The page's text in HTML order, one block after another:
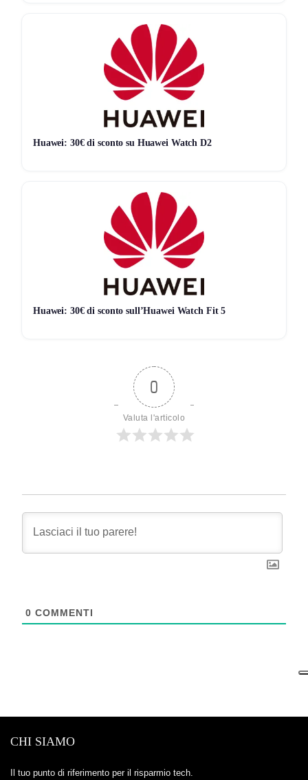
Non vuoi perderti nessun affare? Scopri le migliori
Huawei: 30€ di sconto su Huawei Watch D2
Huawei: 30€ di sconto sull’Huawei Watch Fit 5
0
Valuta l'articolo
0 COMMENTI
CHI SIAMO
Il tuo punto di riferimento per il risparmio tech.